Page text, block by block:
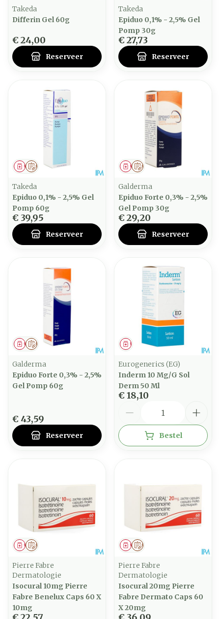
Takeda
Differin Gel 60g
€ 24,00
Reserveer
Takeda
Epiduo 0,1% - 2,5% Gel
Pomp 30g
€ 27,73
Reserveer
Op voorschrift
Geneesmiddel
Takeda
Epiduo 0,1% - 2,5% Gel
Pomp 60g
€ 39,95
Reserveer
Op voorschrift
Geneesmiddel
Galderma
Epiduo Forte 0,3% - 2,5%
Gel Pomp 30g
€ 29,20
Reserveer
Op voorschrift
Geneesmiddel
Galderma
Epiduo Forte 0,3% - 2,5%
Gel Pomp 60g
€ 43,59
Reserveer
Geneesmiddel
Eurogenerics (EG)
Inderm 10 Mg/G Sol
Derm 50 Ml
€ 18,10
Bestel
Op voorschrift
Geneesmiddel
Pierre Fabre
Dermatologie
Isocural 10mg Pierre
Fabre Benelux Caps 60 X
10mg
Op voorschrift
Geneesmiddel
Pierre Fabre
Dermatologie
Isocural 20mg Pierre
Fabre Dermato Caps 60
X 20mg